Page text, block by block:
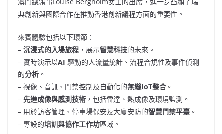
典創新與國際合作在推動香港創新議程方面的重要性。
來賓體驗包括以下環節：
– 沉浸式的入場旅程 ，展示智慧科技的未來。
– 實時演示以AI 驅動的人流量統計、流程合規性及事件偵測
的分析 。
– 視像、音訊、門禁控制及自動化的無縫IoT整合 。
– 先進成像與感測技術 ，包括雷達、熱成像及環境監測。
– 用於訪客管理、停車場保安及大廈安防的智慧門禁平臺 。
– 專設的培訓與協作工作坊區域。